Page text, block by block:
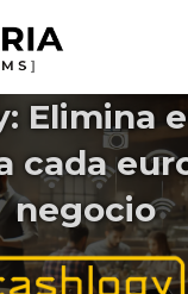
Elimina
cada
negocio